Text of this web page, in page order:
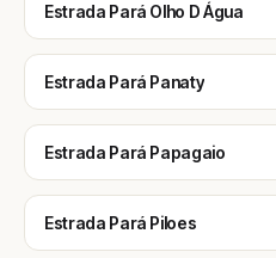
Estrada Pará Olho D Água
Estrada Pará Panaty
Estrada Pará Papagaio
Estrada Pará Piloes